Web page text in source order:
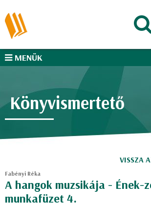
MENÜK
Könyvismertető
VISSZA
Fabényi Réka
A hangok muzsikája - Ének-
munkafüzet 4.